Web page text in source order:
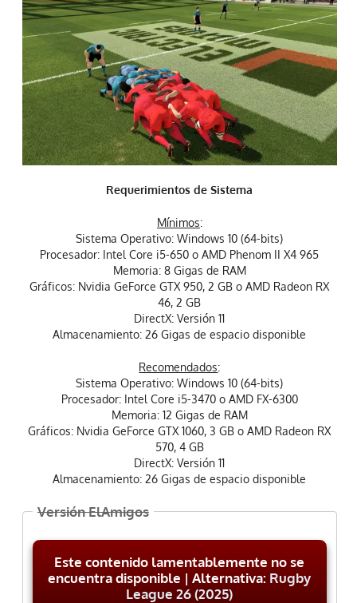
Requerimientos de Sistema
Mínimos:
Sistema Operativo: Windows 10 (64-bits)
Procesador: Intel Core i5-650 o AMD Phenom II X4 965
Memoria: 8 Gigas de RAM
Gráficos: Nvidia GeForce GTX 950, 2 GB o AMD Radeon RX
46, 2 GB
DirectX: Versión 11
Almacenamiento: 26 Gigas de espacio disponible
Recomendados:
Sistema Operativo: Windows 10 (64-bits)
Procesador: Intel Core i5-3470 o AMD FX-6300
Memoria: 12 Gigas de RAM
Gráficos: Nvidia GeForce GTX 1060, 3 GB o AMD Radeon RX
570, 4 GB
DirectX: Versión 11
Almacenamiento: 26 Gigas de espacio disponible
Versión ElAmigos
Este contenido lamentablemente no se
encuentra disponible | Alternativa: Rugby
League 26 (2025)